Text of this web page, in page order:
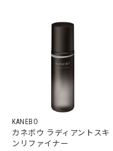
KANEBO
カネボウ ラディアントスキ
ンリファイナー